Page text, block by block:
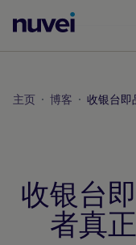
主
主页 博客
收银台
者真